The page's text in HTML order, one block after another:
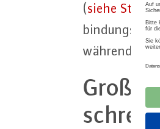
(siehe
während die